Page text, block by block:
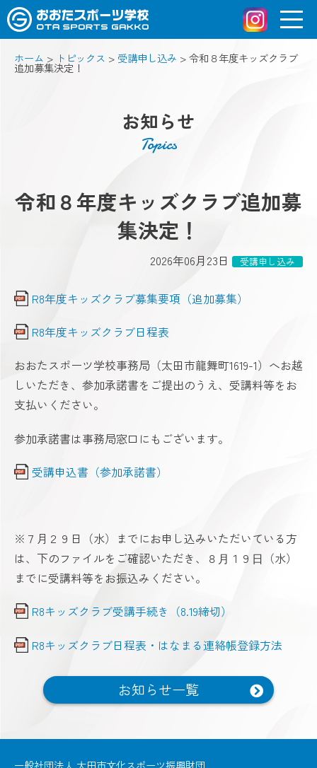
ホーム > トピックス > 受講申し込み >令和８年度キッズクラブ
追加募集決定！
お知らせ
Topics
令和８年度キッズクラブ追加募
集決定！
2026年06月23日 受講申し込み
R8年度キッズクラブ募集要項（追加募集）
R8年度キッズクラブ日程表
おおたスポーツ学校事務局（太田市龍舞町1619-1）へお越
しいただき、参加承諾書をご提出のうえ、受講料等をお
支払いください。
参加承諾書は事務局窓口にもございます。
受講申込書（参加承諾書）
※７月２９日（水）までにお申し込みいただいている方
は、下のファイルをご確認いただき、８⽉１９⽇（水）
までに受講料等をお振込みください。
R8キッズクラブ受講手続き（8.19締切）
R8キッズクラブ日程表・はなまる連絡帳登録方法
お知らせ一覧
一般社団法人 太田市文化スポーツ振興財団